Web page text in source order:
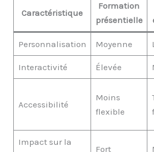
Caractéristique
Formation
présentielle
Personnalisation Moyenne
Interactivité Élevée
Accessibilité
Moins
flexible
Impact sur la
Fort